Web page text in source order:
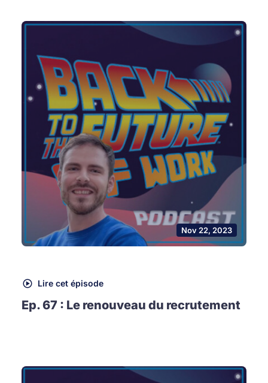
Nov 22, 2023
Lire cet épisode
Ep. 67 : Le renouveau du recrutement